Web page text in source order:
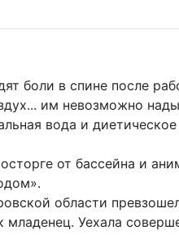
боли в спине после
им невозможно
вода и диетическое
от бассейна и
области
Уехала